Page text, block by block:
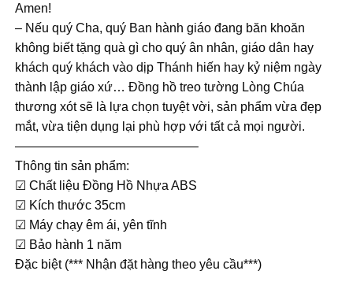
Amen!
– Nếu quý Cha, quý Ban hành giáo đang băn khoăn
không biết tặng quà gì cho quý ân nhân, giáo dân hay
khách quý khách vào dịp Thánh hiến hay kỷ niệm ngày
thành lập giáo xứ… Đồng hồ treo tường Lòng Chúa
thương xót sẽ là lựa chọn tuyệt vời, sản phẩm vừa đẹp
mắt, vừa tiện dụng lại phù hợp với tất cả mọi người.
——————————————–
Thông tin sản phẩm:
☑ Chất liệu Đồng Hồ Nhựa ABS
☑ Kích thước 35cm
☑ Máy chạy êm ái, yên tĩnh
☑ Bảo hành 1 năm
Đặc biệt (*** Nhận đặt hàng theo yêu cầu***)